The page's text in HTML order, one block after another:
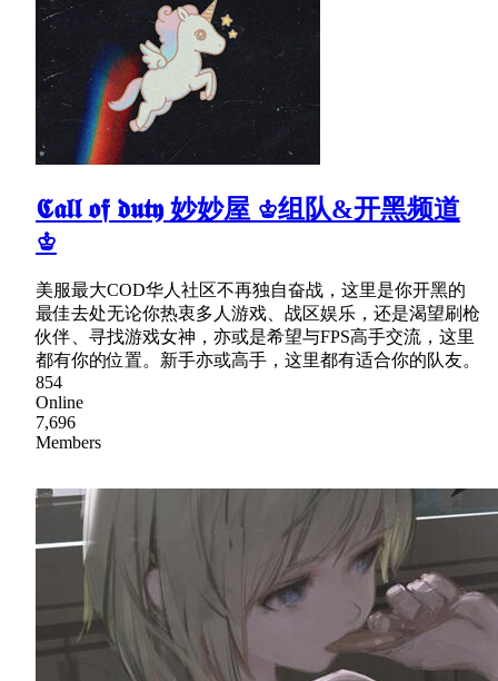
𝕮𝖆𝖑𝖑 𝖔𝖋 𝖉𝖚𝖙𝖞 妙妙屋 ♔组队&开黑频道
♔
美服最大COD华人社区不再独自奋战，这里是你开黑的
最佳去处无论你热衷多人游戏、战区娱乐，还是渴望刷枪
伙伴、寻找游戏女神，亦或是希望与FPS高手交流，这里
都有你的位置。新手亦或高手，这里都有适合你的队友。
854
Online
7,696
Members